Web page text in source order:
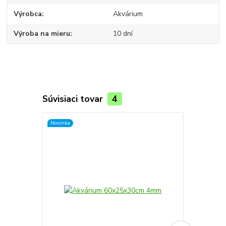
Výrobca Akvárium
Výroba na mieru 10 dní
Súvisiaci tovar 4
Novinka